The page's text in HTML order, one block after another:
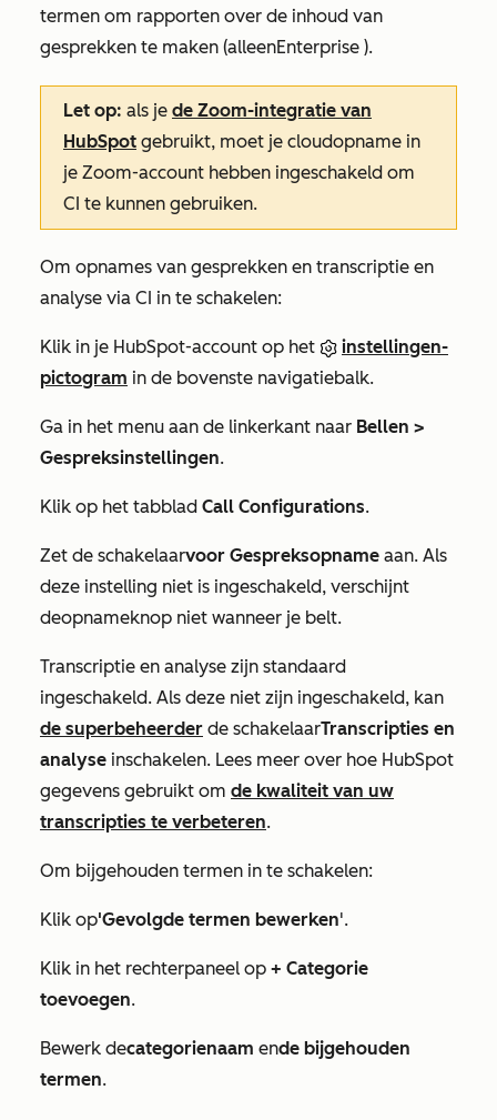
termen om rapporten over de inhoud van
gesprekken te maken (alleenEnterprise ).
Let op: als je de Zoom-integratie van
HubSpot gebruikt, moet je cloudopname in
je Zoom-account hebben ingeschakeld om
CI te kunnen gebruiken.
Om opnames van gesprekken en transcriptie en
analyse via CI in te schakelen:
Klik in je HubSpot-account op het
instellingen-
pictogram in de bovenste navigatiebalk.
Ga in het menu aan de linkerkant naar Bellen >
Gespreksinstellingen.
Klik op het tabblad Call Configurations.
Zet de schakelaarvoor Gespreksopname aan. Als
deze instelling niet is ingeschakeld, verschijnt
deopnameknop niet wanneer je belt.
Transcriptie en analyse zijn standaard
ingeschakeld. Als deze niet zijn ingeschakeld, kan
de superbeheerder de schakelaarTranscripties en
analyse inschakelen. Lees meer over hoe HubSpot
gegevens gebruikt om de kwaliteit van uw
transcripties te verbeteren.
Om bijgehouden termen in te schakelen:
Klik op'Gevolgde termen bewerken'.
Klik in het rechterpaneel op + Categorie
toevoegen.
Bewerk decategorienaam ende bijgehouden
termen.